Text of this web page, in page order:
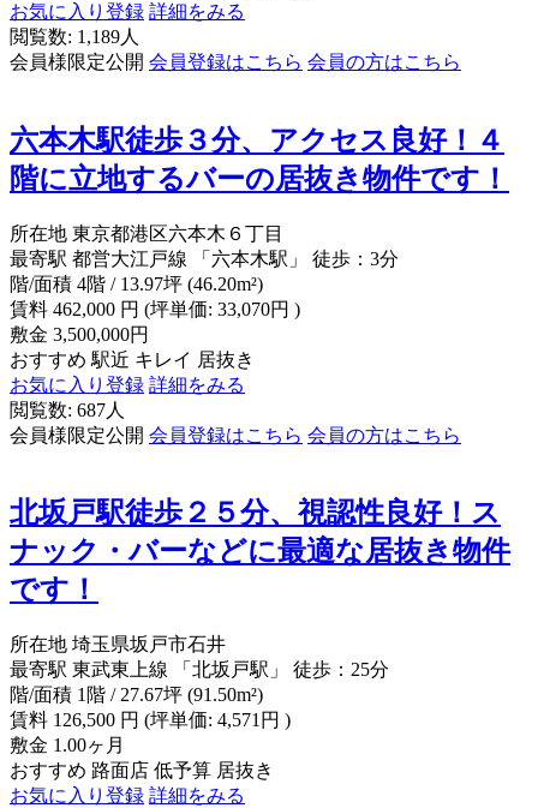
お気に入り登録 詳細をみる
閲覧数: 1,189人
会員様限定公開 会員登録はこちら 会員の方はこちら
六本木駅徒歩３分、アクセス良好！４
階に立地するバーの居抜き物件です！
所在地 東京都港区六本木６丁目
最寄駅 都営大江戸線 「六本木駅」 徒歩：3分
階/面積 4階 / 13.97坪 (46.20m²)
賃料 462,000 円 (坪単価: 33,070円 )
敷金 3,500,000円
おすすめ 駅近 キレイ 居抜き
お気に入り登録 詳細をみる
閲覧数: 687人
会員様限定公開 会員登録はこちら 会員の方はこちら
北坂戸駅徒歩２５分、視認性良好！ス
ナック・バーなどに最適な居抜き物件
です！
所在地 埼玉県坂戸市石井
最寄駅 東武東上線 「北坂戸駅」 徒歩：25分
階/面積 1階 / 27.67坪 (91.50m²)
賃料 126,500 円 (坪単価: 4,571円 )
敷金 1.00ヶ月
おすすめ 路面店 低予算 居抜き
お気に入り登録 詳細をみる